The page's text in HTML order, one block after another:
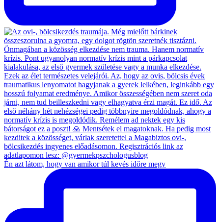
Én azt látom, hogy van amikor túl kevés időre megy